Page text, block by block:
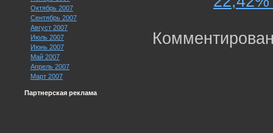
Октябрь 2007
Сентябрь 2007
Август 2007
Июль 2007
Июнь 2007
Май 2007
Апрель 2007
Март 2007
Партнерская реклама